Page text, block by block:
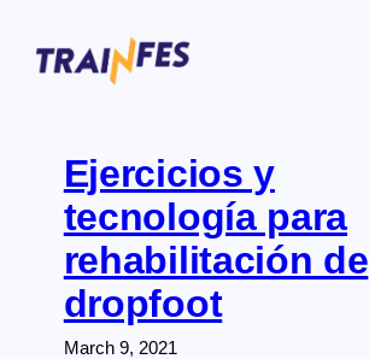
content
Ejercicios y
tecnología para
rehabilitación de
dropfoot
March 9, 2021